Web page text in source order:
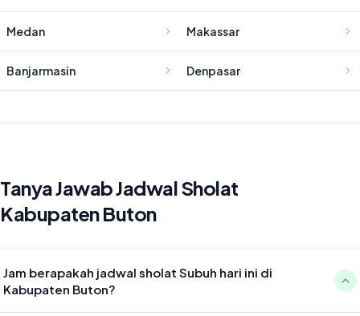
Medan Makassar
Banjarmasin Denpasar
Tanya Jawab Jadwal Sholat
Kabupaten Buton
Jam berapakah jadwal sholat Subuh hari ini di
Kabupaten Buton?